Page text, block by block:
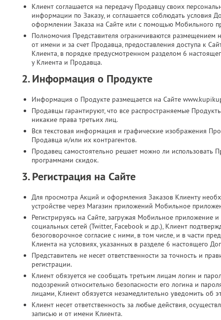
Клиент соглашается на передачу Продавцу своих
информации по Заказу, и соглашается соблюдать условия
оформлении Заказа на Сайте или с помощью Мобильного
Полномочия Представителя ограничиваются
от имени и за счет Продавца, предоставления доступа к
Клиента, в порядке предусмотренном разделом 6
у Клиента и Продавца.
2. Информация о Продукте
Информация о Продукте размещается на Сайте
Продавцы гарантируют, что все распространяемые
никакие права третьих лиц.
Вся текстовая информация и графические изображения
Продавца и/или их контрагентов.
Продавец самостоятельно решает можно ли
программами скидок.
3. Регистрация на Сайте
Для просмотра Акций и оформления Заказов Клиенту
устройстве через Магазин приложений Мобильное
Регистрируясь на Сайте, загружая Мобильное приложение
социальных сетей (Twitter, Facebook и др.), Клиент
безоговорочное согласие с ними, в том числе, и в части
Клиента на условиях, указанных в разделе 6 настоящего
Представитель не несет ответственности за точность и
регистрации.
Клиент обязуется не сообщать третьим лицам логин и
подозрений относительно безопасности его логина и
лицами, Клиент обязуется незамедлительно уведомить об
Клиент несет ответственность за любые действия,
записью и от имени Клиента.